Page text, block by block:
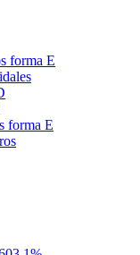
forma E
forma E